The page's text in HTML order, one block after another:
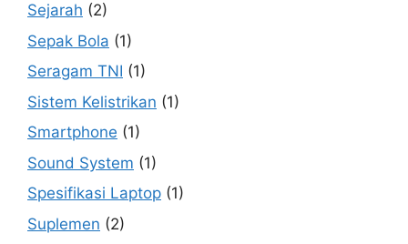
Sejarah (2)
Sepak Bola (1)
Seragam TNI (1)
Sistem Kelistrikan (1)
Smartphone (1)
Sound System (1)
Spesifikasi Laptop (1)
Suplemen (2)